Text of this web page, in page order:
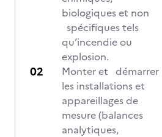
biologiques et non
spécifiques tels
qu’incendie ou
explosion.
Monter et démarrer
les installations et
appareillages de
mesure (balances
analytiques,